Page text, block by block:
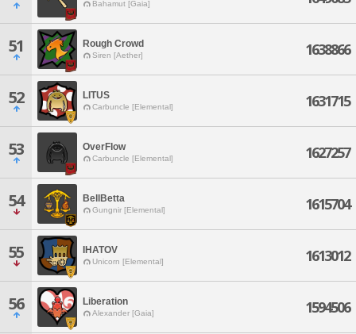
Bahamut [Gaia]
51 Rough Crowd
Siren [Aether] 1638866
52 LITUS
Carbuncle [Elemental] 1631715
53 OverFlow
Carbuncle [Elemental] 1627257
54 BellBetta
Gungnir [Elemental] 1615704
55 IHATOV
Unicorn [Elemental] 1613012
56 Liberation
Alexander [Gaia] 1594506